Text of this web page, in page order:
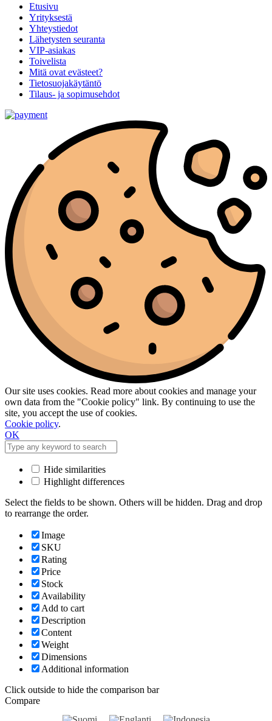
Etusivu
Yrityksestä
Yhteystiedot
Lähetysten seuranta
VIP-asiakas
Toivelista
Mitä ovat evästeet?
Tietosuojakäytäntö
Tilaus- ja sopimusehdot
Our site uses cookies. Read more about cookies and manage your
own data from the "Cookie policy" link. By continuing to use the
site, you accept the use of cookies.
Cookie policy.
OK
Hide similarities
Highlight differences
Select the fields to be shown. Others will be hidden. Drag and drop
to rearrange the order.
Image
SKU
Rating
Price
Stock
Availability
Add to cart
Description
Content
Weight
Dimensions
Additional information
Click outside to hide the comparison bar
Compare